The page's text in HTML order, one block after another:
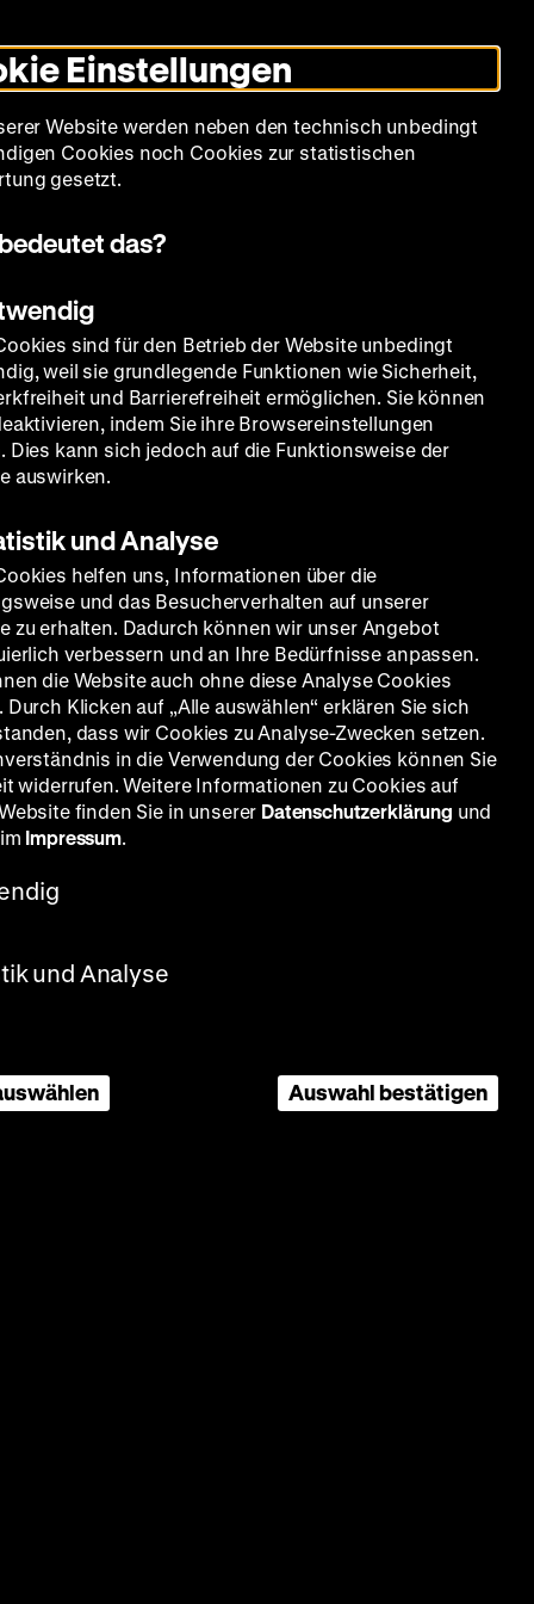
Modus
umschalten
Sprache
Filmreihen Über uns
Einstellungen
Website werden neben den technisch unbedingt
Cookies noch Cookies zur statistischen
gesetzt.
das?
sind für den Betrieb der Website unbedingt
weil sie grundlegende Funktionen wie Sicherheit,
und Barrierefreiheit ermöglichen. Sie können
indem Sie ihre Browsereinstellungen
Dies kann sich jedoch auf die Funktionsweise der
auswirken.
und Analyse
helfen uns, Informationen über die
und das Besucherverhalten auf unserer
zu erhalten. Dadurch können wir unser Angebot
verbessern und an Ihre Bedürfnisse anpassen.
die Website auch ohne diese Analyse Cookies
Durch Klicken auf „Alle auswählen“ erklären Sie sich
dass wir Cookies zu Analyse-Zwecken setzen.
in die Verwendung der Cookies können Sie
widerrufen. Weitere Informationen zu Cookies auf
finden Sie in unserer Datenschutzerklärung und
Impressum.
und Analyse
Auswahl bestätigen